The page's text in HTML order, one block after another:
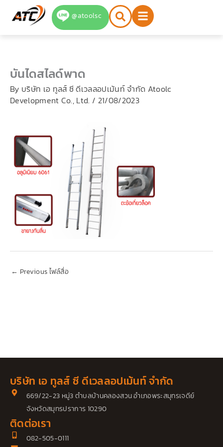
@atoolsc
บันไดสไลด์พาด
By บริษัท เอ ทูลส์ ซี ดีเวลลอปเม้นท์ จำกัด Atoolc
Development Co., Ltd. / 21/08/2023
← Previous ไฟล์สื่อ
บริษัท เอ ทูลส์ ซี ดีเวลลอปเม้นท์ จำกัด
669/22-23 หมู่3 ตำบลบ้านคลองสวน อำเภอพระสมุทรเจดีย์
จังหวัดสมุทรปราการ 10290
ติดต่อเรา
082-505-0111